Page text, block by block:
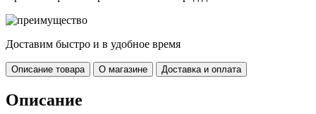
Доставим быстро и в удобное время
Описание товара О магазине Доставка и оплата
Описание